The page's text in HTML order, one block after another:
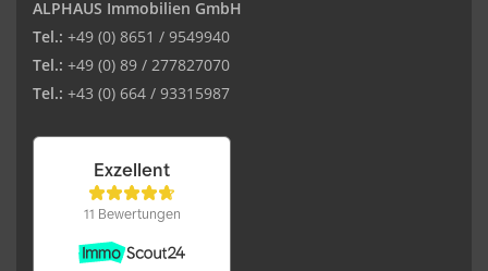
ALPHAUS Immobilien GmbH
Tel.: +49 (0) 8651 / 9549940
Tel.: +49 (0) 89 / 277827070
Tel.: +43 (0) 664 / 93315987